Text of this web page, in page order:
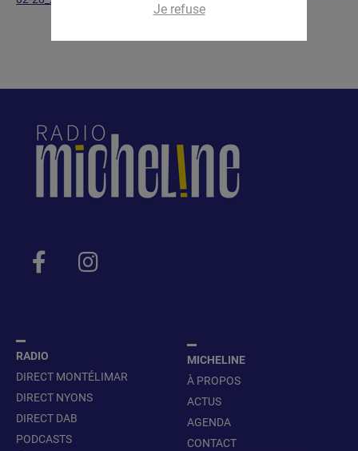
RADIO
DIRECT MONTÉLIMAR
DIRECT NYONS
DIRECT DAB
PODCASTS
MICHELINE
À PROPOS
ACTUS
AGENDA
CONTACT
Je refuse